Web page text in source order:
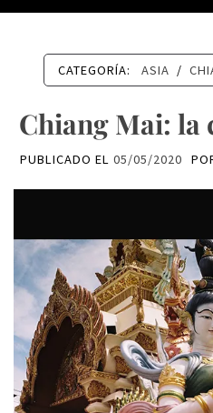
CATEGORÍA: ASIA /
Chiang Mai: la
PUBLICADO EL 05/05/2020